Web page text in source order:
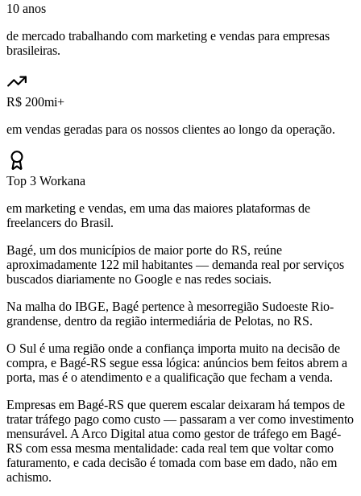
10 anos
de mercado trabalhando com marketing e vendas para empresas
brasileiras.
R$ 200mi+
em vendas geradas para os nossos clientes ao longo da operação.
Top 3 Workana
em marketing e vendas, em uma das maiores plataformas de
freelancers do Brasil.
Bagé, um dos municípios de maior porte do RS, reúne
aproximadamente 122 mil habitantes — demanda real por serviços
buscados diariamente no Google e nas redes sociais.
Na malha do IBGE, Bagé pertence à mesorregião Sudoeste Rio-
grandense, dentro da região intermediária de Pelotas, no RS.
O Sul é uma região onde a confiança importa muito na decisão de
compra, e Bagé-RS segue essa lógica: anúncios bem feitos abrem a
porta, mas é o atendimento e a qualificação que fecham a venda.
Empresas em Bagé-RS que querem escalar deixaram há tempos de
tratar tráfego pago como custo — passaram a ver como investimento
mensurável. A Arco Digital atua como gestor de tráfego em Bagé-
RS com essa mesma mentalidade: cada real tem que voltar como
faturamento, e cada decisão é tomada com base em dado, não em
achismo.